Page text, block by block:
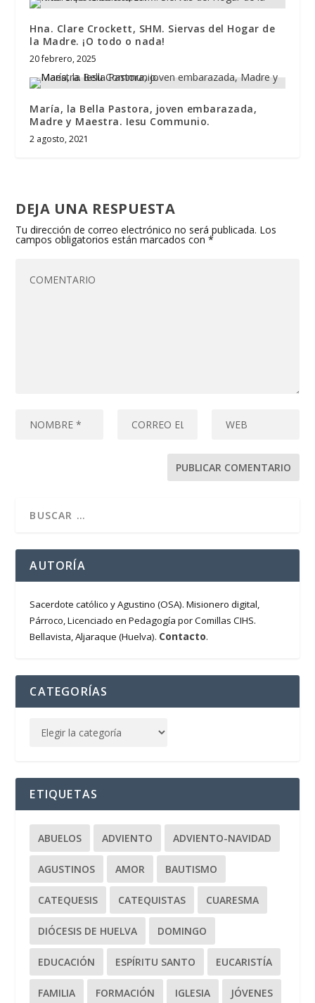
Hna. Clare Crockett, SHM. Siervas del Hogar de
la Madre. ¡O todo o nada!
20 febrero, 2025
María, la Bella Pastora, joven embarazada,
Madre y Maestra. Iesu Communio.
2 agosto, 2021
DEJA UNA RESPUESTA
Tu dirección de correo electrónico no será publicada. Los
campos obligatorios están marcados con*
AUTORÍA
Sacerdote católico y Agustino (OSA). Misionero digital,
Párroco, Licenciado en Pedagogía por Comillas CIHS.
Bellavista, Aljaraque (Huelva). Contacto.
CATEGORÍAS
ETIQUETAS
ABUELOS ADVIENTO ADVIENTO-NAVIDAD
AGUSTINOS AMOR BAUTISMO
CATEQUESIS CATEQUISTAS CUARESMA
DIÓCESIS DE HUELVA DOMINGO
EDUCACIÓN ESPÍRITU SANTO EUCARISTÍA
FAMILIA FORMACIÓN IGLESIA JÓVENES